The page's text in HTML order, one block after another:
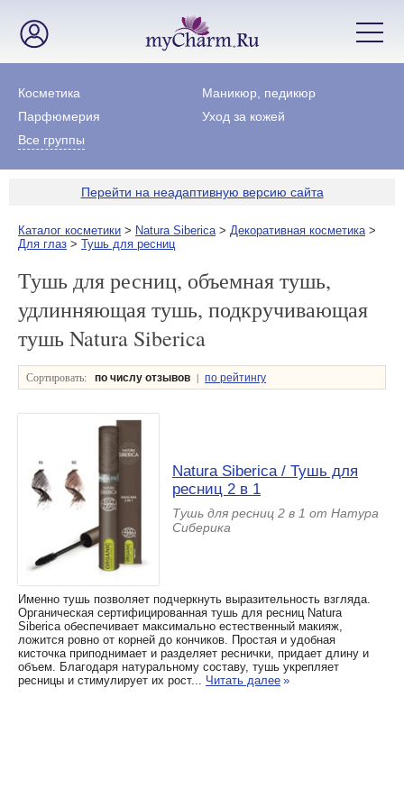
Косметика
Маникюр, педикюр
Парфюмерия
Уход за кожей
Все группы
Перейти на неадаптивную версию сайта
Каталог косметики > Natura Siberica> Декоративная косметика>
Для глаз > Тушь для ресниц
Тушь для ресниц, объемная тушь,
удлинняющая тушь, подкручивающая
тушь Natura Siberica
Сортировать: по числу отзывов | по рейтингу
Natura Siberica / Тушь для
ресниц 2 в 1
Тушь для ресниц 2 в 1 от Натура
Сиберика
Именно тушь позволяет подчеркнуть выразительность взгляда.
Органическая сертифицированная тушь для ресниц Natura
Siberica обеспечивает максимально естественный макияж,
ложится ровно от корней до кончиков. Простая и удобная
кисточка приподнимает и разделяет реснички, придает длину и
объем. Благодаря натуральному составу, тушь укрепляет
ресницы и стимулирует их рост... Читать далее »